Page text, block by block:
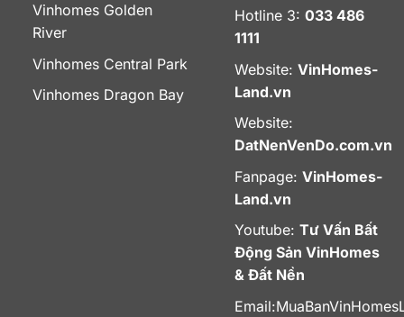
Vinhomes Golden
River
Vinhomes Central Park
Vinhomes Dragon Bay
Hotline 3: 033 486
1111
Website: VinHomes-
Land.vn
Website:
DatNenVenDo.com.vn
Fanpage: VinHomes-
Land.vn
Youtube: Tư Vấn Bất
Động Sản VinHomes
& Đất Nền
Email: